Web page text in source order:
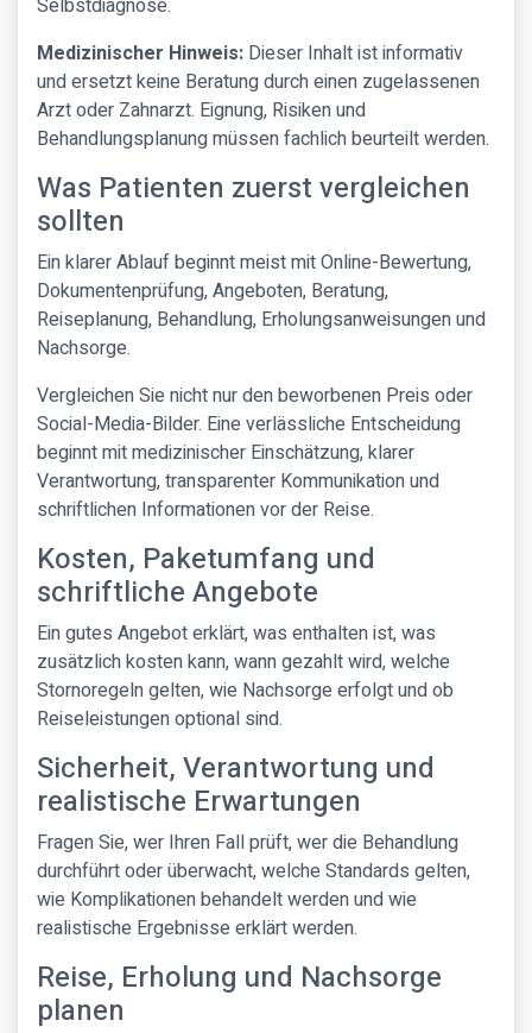
Medizinischer Hinweis: Dieser Inhalt ist informativ
und ersetzt keine Beratung durch einen zugelassenen
Arzt oder Zahnarzt. Eignung, Risiken und
Behandlungsplanung müssen fachlich beurteilt werden.
Was Patienten zuerst vergleichen
sollten
Ein klarer Ablauf beginnt meist mit Online-Bewertung,
Dokumentenprüfung, Angeboten, Beratung,
Reiseplanung, Behandlung, Erholungsanweisungen und
Nachsorge.
Vergleichen Sie nicht nur den beworbenen Preis oder
Social-Media-Bilder. Eine verlässliche Entscheidung
beginnt mit medizinischer Einschätzung, klarer
Verantwortung, transparenter Kommunikation und
schriftlichen Informationen vor der Reise.
Kosten, Paketumfang und
schriftliche Angebote
Ein gutes Angebot erklärt, was enthalten ist, was
zusätzlich kosten kann, wann gezahlt wird, welche
Stornoregeln gelten, wie Nachsorge erfolgt und ob
Reiseleistungen optional sind.
Sicherheit, Verantwortung und
realistische Erwartungen
Fragen Sie, wer Ihren Fall prüft, wer die Behandlung
durchführt oder überwacht, welche Standards gelten,
wie Komplikationen behandelt werden und wie
realistische Ergebnisse erklärt werden.
Reise, Erholung und Nachsorge
planen